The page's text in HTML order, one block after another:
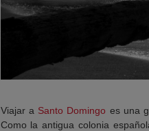
Viajar a Santo Domingo es una
Como la antigua colonia